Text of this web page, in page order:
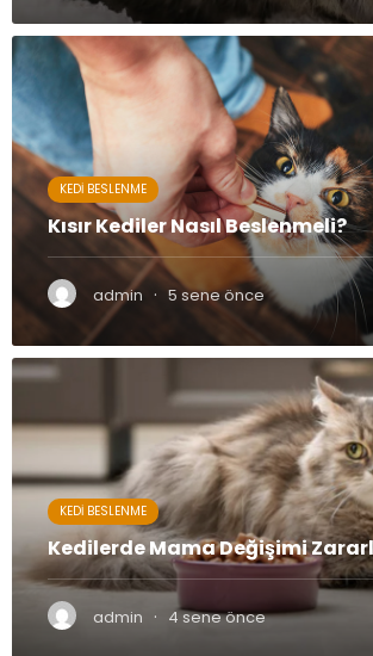
KEDI BESLENME
Kısır Kediler Nasıl Beslenmeli?
admin · 5 sene önce
KEDI BESLENME
Kedilerde Mama Değişimi
admin · 4 sene önce